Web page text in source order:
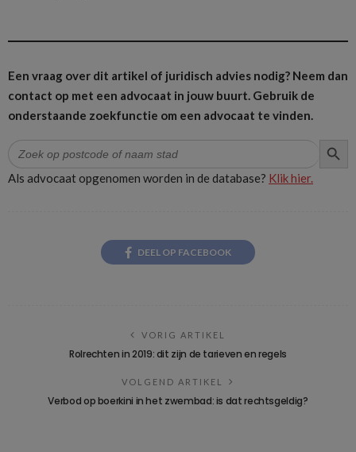
Een vraag over dit artikel of juridisch advies nodig? Neem dan
contact op met een advocaat in jouw buurt. Gebruik de
onderstaande zoekfunctie om een advocaat te vinden.
Zoek
naar:
Als advocaat opgenomen worden in de database? Klik hier.
DEEL OP FACEBOOK
VORIG ARTIKEL
Rolrechten in 2019: dit zijn de tarieven en regels
VOLGEND ARTIKEL
Verbod op boerkini in het zwembad: is dat rechtsgeldig?